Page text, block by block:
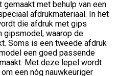
gemaakt met behulp van een
afdrukmateriaal. In het
die afdruk met gips
gipsmodel, waarop de
Soms is een tweede afdruk
een goed passende
Met deze lepel wordt
een nóg nauwkeuriger